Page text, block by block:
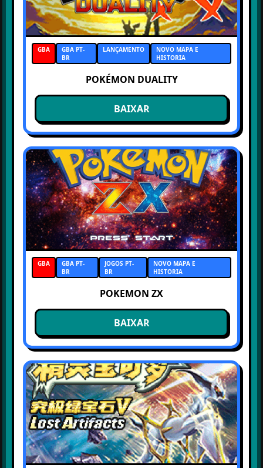
GBA
GBA PT-
BR
LANÇAMENTO
NOVO MAPA E
HISTORIA
POKÉMON DUALITY
BAIXAR
GBA
GBA PT-
BR
JOGOS PT-
BR
NOVO MAPA E
HISTORIA
POKEMON ZX
BAIXAR